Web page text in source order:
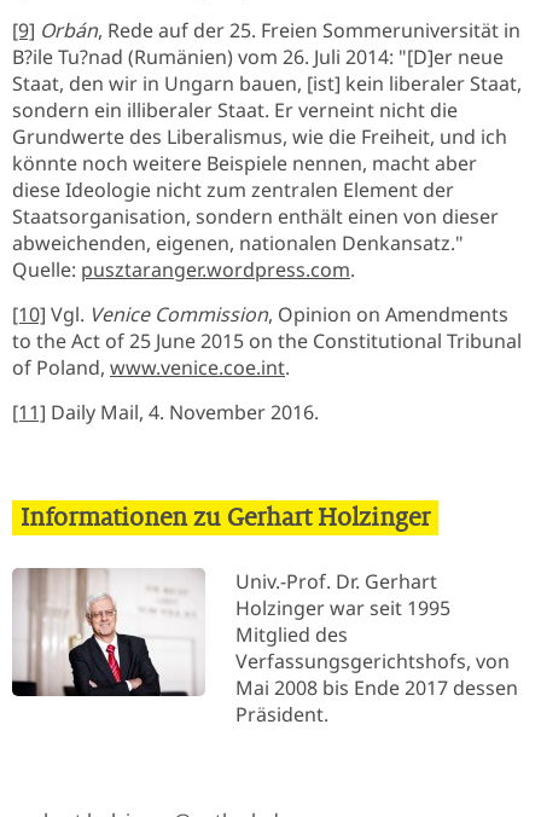
[9] Orbán, Rede auf der 25. Freien Sommeruniversität in
B?ile Tu?nad (Rumänien) vom 26. Juli 2014: "[D]er neue
Staat, den wir in Ungarn bauen, [ist] kein liberaler Staat,
sondern ein illiberaler Staat. Er verneint nicht die
Grundwerte des Liberalismus, wie die Freiheit, und ich
könnte noch weitere Beispiele nennen, macht aber
diese Ideologie nicht zum zentralen Element der
Staatsorganisation, sondern enthält einen von dieser
abweichenden, eigenen, nationalen Denkansatz."
Quelle: pusztaranger.wordpress.com.
[10] Vgl. Venice Commission, Opinion on Amendments
to the Act of 25 June 2015 on the Constitutional Tribunal
of Poland, www.venice.coe.int.
[11] Daily Mail, 4. November 2016.
Informationen zu Gerhart Holzinger
Univ.-Prof. Dr. Gerhart
Holzinger war seit 1995
Mitglied des
Verfassungsgerichtshofs, von
Mai 2008 bis Ende 2017 dessen
Präsident.